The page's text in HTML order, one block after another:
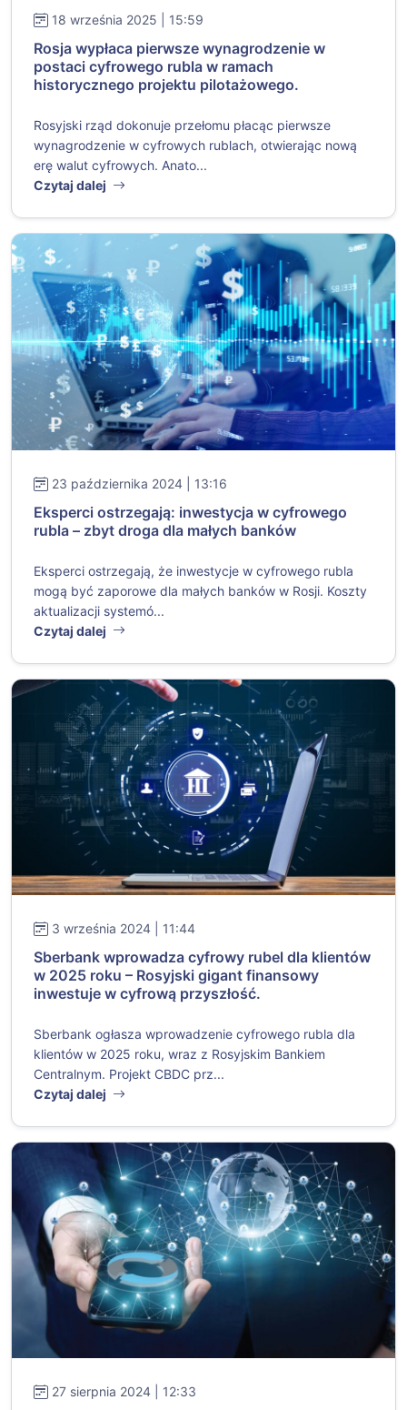
18 września 2025 | 15:59
Rosja wypłaca pierwsze wynagrodzenie w
postaci cyfrowego rubla w ramach
historycznego projektu pilotażowego.
Rosyjski rząd dokonuje przełomu płacąc pierwsze
wynagrodzenie w cyfrowych rublach, otwierając nową
erę walut cyfrowych. Anato...
Czytaj dalej
23 października 2024 | 13:16
Eksperci ostrzegają: inwestycja w cyfrowego
rubla – zbyt droga dla małych banków
Eksperci ostrzegają, że inwestycje w cyfrowego rubla
mogą być zaporowe dla małych banków w Rosji. Koszty
aktualizacji systemó...
Czytaj dalej
3 września 2024 | 11:44
Sberbank wprowadza cyfrowy rubel dla klientów
w 2025 roku – Rosyjski gigant finansowy
inwestuje w cyfrową przyszłość.
Sberbank ogłasza wprowadzenie cyfrowego rubla dla
klientów w 2025 roku, wraz z Rosyjskim Bankiem
Centralnym. Projekt CBDC prz...
Czytaj dalej
27 sierpnia 2024 | 12:33